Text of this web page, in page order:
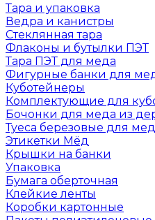
Тара и упаковка
Ведра и канистры
Стеклянная тара
Флаконы и бутылки ПЭТ
Тара ПЭТ для меда
Фигурные банки для
Куботейнеры
Комплектующие для
Бочонки для меда из
Туеса березовые для
Этикетки Мёд
Крышки на банки
Упаковка
Бумага оберточная
Клейкие ленты
Коробки картонные